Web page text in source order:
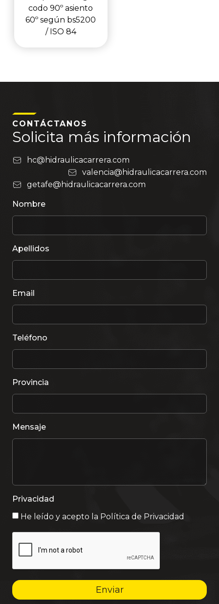
codo 90º asiento
60º según bs5200
/ ISO 84
CONTÁCTANOS
Solicita más información
hc@hidraulicacarrera.com
valencia@hidraulicacarrera.com
getafe@hidraulicacarrera.com
Nombre
Apellidos
Email
Teléfono
Provincia
Mensaje
Privacidad
He leído y acepto la Política de Privacidad
Enviar